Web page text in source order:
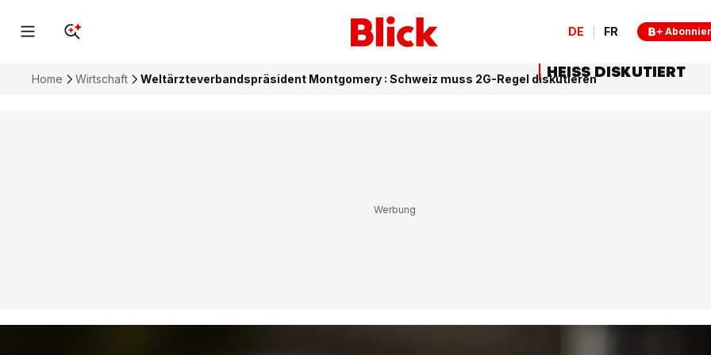
DE FR
Home Wirtschaft Weltärzteverbandspräsident Montgomery : Schweiz muss 2G-Regel diskutierenHEISS DISKUTIERT